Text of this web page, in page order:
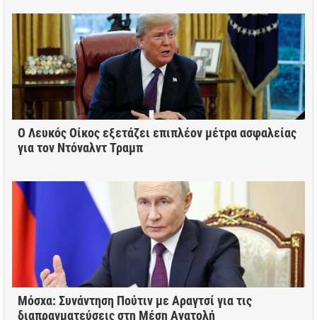
Ο Λευκός Οίκος εξετάζει επιπλέον μέτρα ασφαλείας
για τον Ντόναλντ Τραμπ
Μόσχα: Συνάντηση Πούτιν με Αραγτσί για τις
διαπραγματεύσεις στη Μέση Ανατολή